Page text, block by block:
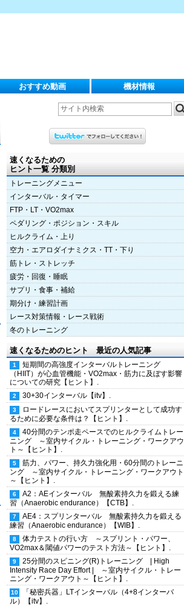
おすすめ動画 機材情報
速くなるための
ヒント一覧 分類別
トレーニングメニュー
インターバル・タイマー
FTP・LT・VO2max
ペダリング・ポジション・スキル
ヒルクライム・上り
空力・エアロダイナミクス・TT・下り
筋トレ・ストレッチ
疲労・回復・睡眠
サプリ・食事・補給
期分け・練習計画
レース対策情報・レース戦術
冬のトレーニング
速くなるためのヒント 最近の人気記事
短期間の高強度インターバルトレーニング
（HIIT）が心血管機能・VO2max・筋力に及ぼす影響
についての研究【ヒント】.
30+30インターバル【itv】.
ロードレースにおいてスプリンターとして成功す
るために必要な条件は？【ヒント】.
40分間のテンポ走ペースでのヒルクライムトレー
ニング ～室内サイクル・トレーニング・ワークアウ
ト～【ヒント】.
筋力、パワー、持久力強化用・60分間のトレーニ
ング ～室内サイクル・トレーニング・ワークアウト
～【ヒント】.
A2：AEインターバル 無酸素持久力を鍛える練
習（Anaerobic endurance）【CTB】.
AE4：スプリンターバル 無酸素持久力を鍛える
練習（Anaerobic endurance）【WIB】.
体力テストの行い方 ～スプリント・パワー、
VO2max＆閾値パワーのテスト方法～【ヒント】.
25分間のスピニング(R)トレーニング | High
Intensity Race Day Effort | ～室内サイクル・トレー
ニング・ワークアウト～【ヒント】.
「秘密兵器」LTインターバル（4+8インターバ
ル）【itv】.